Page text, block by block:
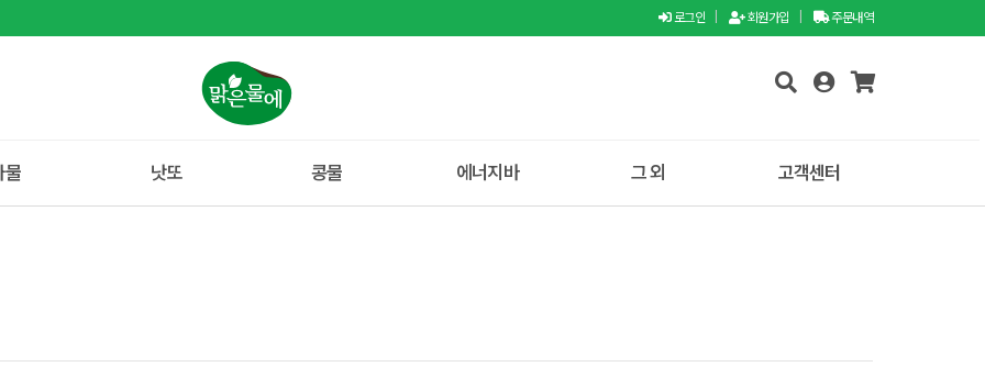
로그인 회원가입 주문내역
물 낫또 콩물 에너지바 그 외 고객센터